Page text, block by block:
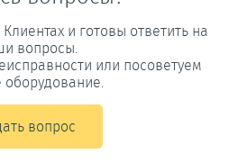
и готовы ответить на
вопросы.
или посоветуем
вопрос